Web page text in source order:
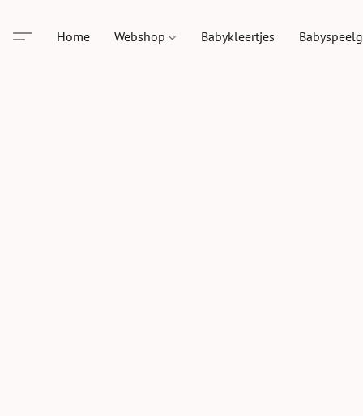
Home Webshop Babykleertjes